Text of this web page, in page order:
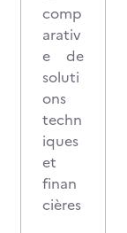
comp
arativ
e de
soluti
ons
techn
iques
et
finan
cières